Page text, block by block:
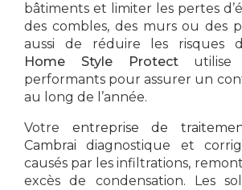
bâtiments et limiter les pertes
des combles, des murs ou des
aussi de réduire les risques
Home Style Protectutilise
performants pour assurer un
au long de l’année.
Votre entreprise de
Cambrai diagnostique et
causés par les infiltrations,
excès de condensation. Les